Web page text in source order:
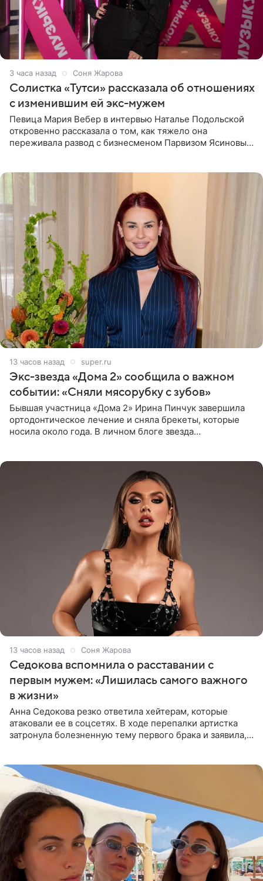
3 часа назад Соня Жарова
Солистка «Тутси» рассказала об отношениях
с изменившим ей экс-мужем
Певица Мария Вебер в интервью Наталье Подольской
откровенно рассказала о том, как тяжело она
переживала развод с бизнесменом Парвизом Ясиновым.
13 часов назад super.ru
Экс-звезда «Дома 2» сообщила о важном
событии: «Сняли мясорубку с зубов»
Бывшая участница «Дома 2» Ирина Пинчук завершила
ортодонтическое лечение и сняла брекеты, которые
носила около года. В личном блоге звезда
13 часов назад Соня Жарова
Седокова вспомнила о расставании с
первым мужем: «Лишилась самого важного
в жизни»
Анна Седокова резко ответила хейтерам, которые
атаковали ее в соцсетях. В ходе перепалки артистка
затронула болезненную тему первого брака и заявила,